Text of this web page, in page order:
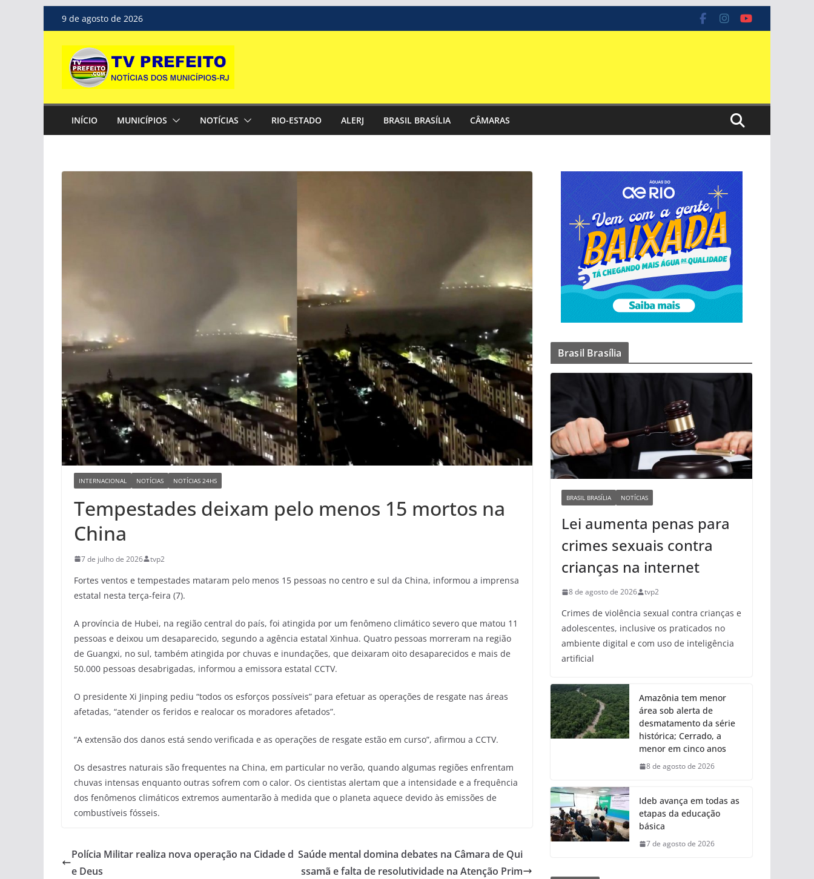
Pular
para
conteúdo
9 de agosto de 2026
INÍCIO MUNICÍPIOS NOTÍCIAS RIO-ESTADO ALERJ BRASIL BRASÍLIA CÂMARAS
INTERNACIONAL NOTÍCIAS NOTÍCIAS 24HS
Tempestades deixam pelo menos 15 mortos na
China
7 de julho de 2026 tvp2
Fortes ventos e tempestades mataram pelo menos 15 pessoas no centro e sul da China, informou a imprensa
estatal nesta terça-feira (7).
A província de Hubei, na região central do país, foi atingida por um fenômeno climático severo que matou 11
pessoas e deixou um desaparecido, segundo a agência estatal Xinhua. Quatro pessoas morreram na região
de Guangxi, no sul, também atingida por chuvas e inundações, que deixaram oito desaparecidos e mais de
50.000 pessoas desabrigadas, informou a emissora estatal CCTV.
O presidente Xi Jinping pediu “todos os esforços possíveis” para efetuar as operações de resgate nas áreas
afetadas, “atender os feridos e realocar os moradores afetados”.
“A extensão dos danos está sendo verificada e as operações de resgate estão em curso”, afirmou a CCTV.
Os desastres naturais são frequentes na China, em particular no verão, quando algumas regiões enfrentam
chuvas intensas enquanto outras sofrem com o calor. Os cientistas alertam que a intensidade e a frequência
dos fenômenos climáticos extremos aumentarão à medida que o planeta aquece devido às emissões de
combustíveis fósseis.
Polícia Militar realiza nova operação na Cidade d
e Deus
Saúde mental domina debates na Câmara de Qui
ssamã e falta de resolutividade na Atenção Prim
Brasil Brasília
BRASIL BRASÍLIA NOTÍCIAS
Lei aumenta penas para
crimes sexuais contra
crianças na internet
8 de agosto de 2026 tvp2
Crimes de violência sexual contra crianças e
adolescentes, inclusive os praticados no
ambiente digital e com uso de inteligência
artificial
Amazônia tem menor
área sob alerta de
desmatamento da série
histórica; Cerrado, a
menor em cinco anos
8 de agosto de 2026
Ideb avança em todas as
etapas da educação
básica
7 de agosto de 2026